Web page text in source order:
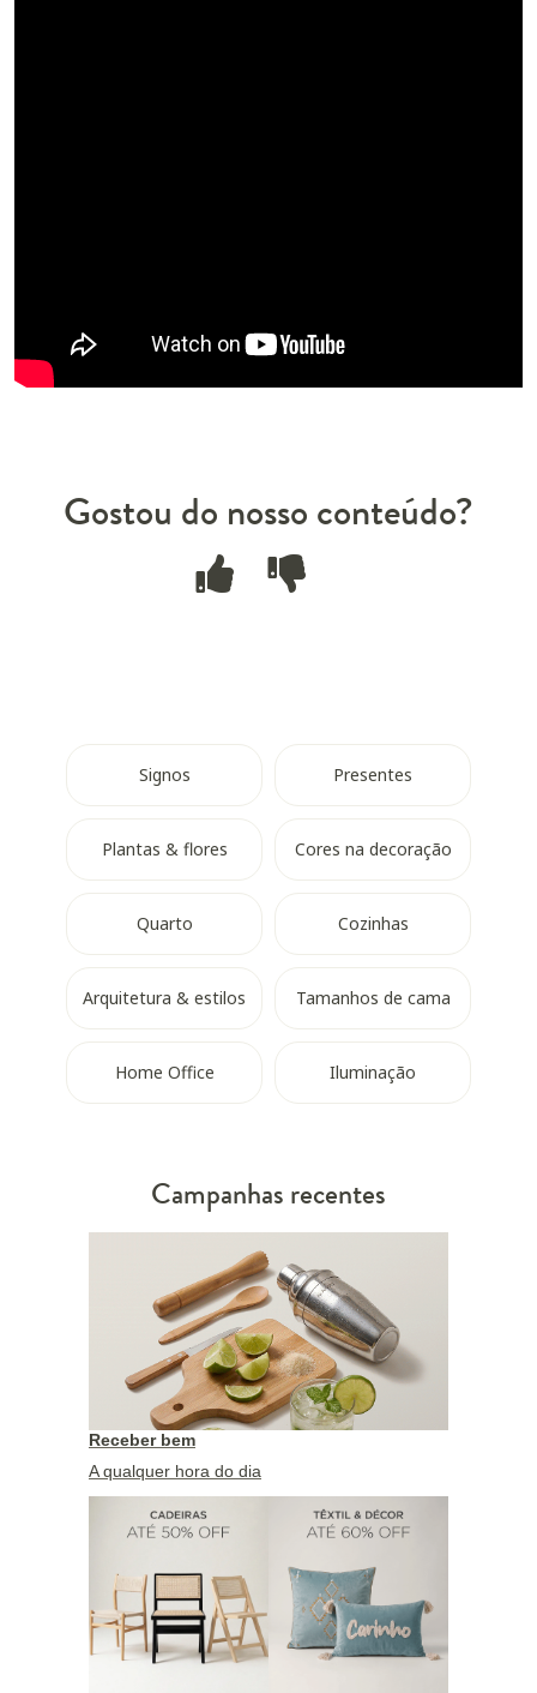
Gostou do nosso conteúdo?
Signos Presentes
Plantas & flores Cores na decoração
Quarto Cozinhas
Arquitetura & estilos Tamanhos de cama
Home Office Iluminação
Campanhas recentes
Receber bem
A qualquer hora do dia